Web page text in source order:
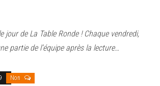
jour de La Table Ronde ! Chaque vendredi,
partie de l’équipe après la lecture…
Non